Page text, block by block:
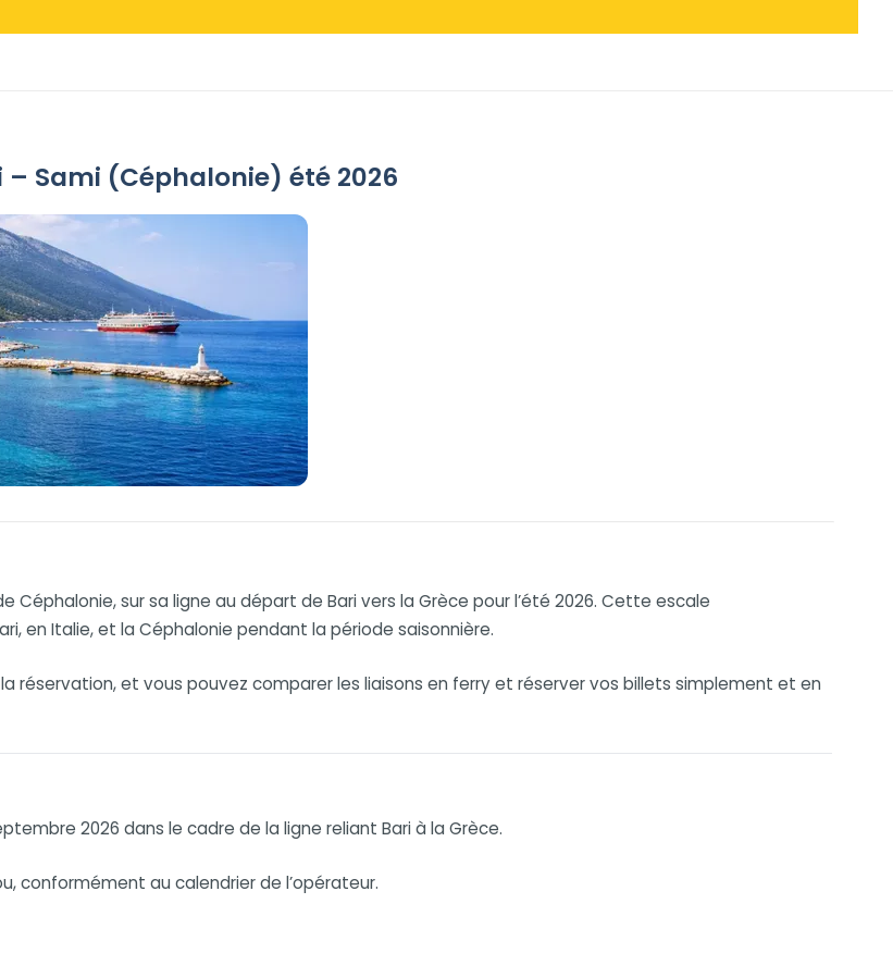
Sami (Céphalonie) été 2026
Céphalonie, sur sa ligne au départ de Bari vers la Grèce pour l’été 2026. Cette escale
en Italie, et la Céphalonie pendant la période saisonnière.
réservation, et vous pouvez comparer les liaisons en ferry et réserver vos billets simplement et en
2026 dans le cadre de la ligne reliant Bari à la Grèce.
conformément au calendrier de l’opérateur.